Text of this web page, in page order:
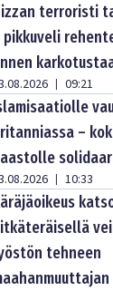
terroristi
pikkuveli
| 09:21
–
| 10:33
tehneen